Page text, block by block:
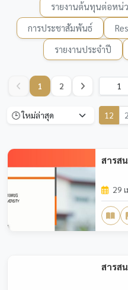
รายงานต้นทุนต่อหน่
การประชาสัมพันธ์
รายงานประจำปี
1 2
12
สารส
29
สารส